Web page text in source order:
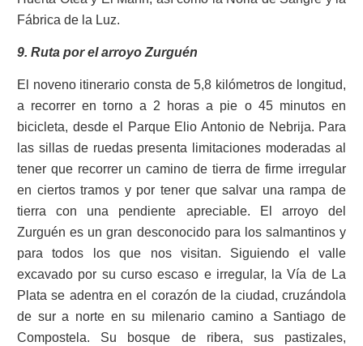
Fábrica de la Luz.
9. Ruta por el arroyo Zurguén
El noveno itinerario consta de 5,8 kilómetros de longitud,
a recorrer en torno a 2 horas a pie o 45 minutos en
bicicleta, desde el Parque Elio Antonio de Nebrija. Para
las sillas de ruedas presenta limitaciones moderadas al
tener que recorrer un camino de tierra de firme irregular
en ciertos tramos y por tener que salvar una rampa de
tierra con una pendiente apreciable. El arroyo del
Zurguén es un gran desconocido para los salmantinos y
para todos los que nos visitan. Siguiendo el valle
excavado por su curso escaso e irregular, la Vía de La
Plata se adentra en el corazón de la ciudad, cruzándola
de sur a norte en su milenario camino a Santiago de
Compostela. Su bosque de ribera, sus pastizales,